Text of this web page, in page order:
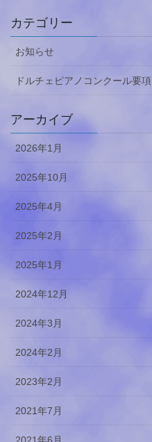
カテゴリー
お知らせ
ドルチェピアノコンクール要項
アーカイブ
2026年1月
2025年10月
2025年4月
2025年2月
2025年1月
2024年12月
2024年3月
2024年2月
2023年2月
2021年7月